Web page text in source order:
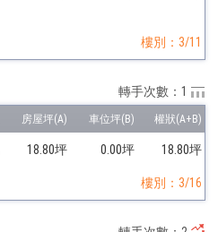
樓別：3/11
18.80坪 0.00坪 18.80坪
樓別：3/16
轉手次數：1